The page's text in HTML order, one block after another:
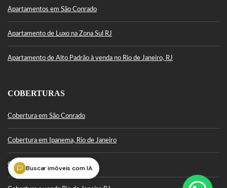
Apartamentos em São Conrado
Apartamento de Luxo na Zona Sul RJ
Apartamento de Alto Padrão à venda no Rio de Janeiro, RJ
COBERTURAS
Cobertura em São Conrado
Cobertura em Ipanema, Rio de Janeiro
Cobertura Leblon
Buscar imóveis com IA